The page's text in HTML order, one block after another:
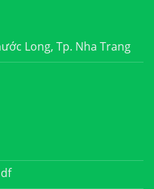
Long, Tp. Nha Trang